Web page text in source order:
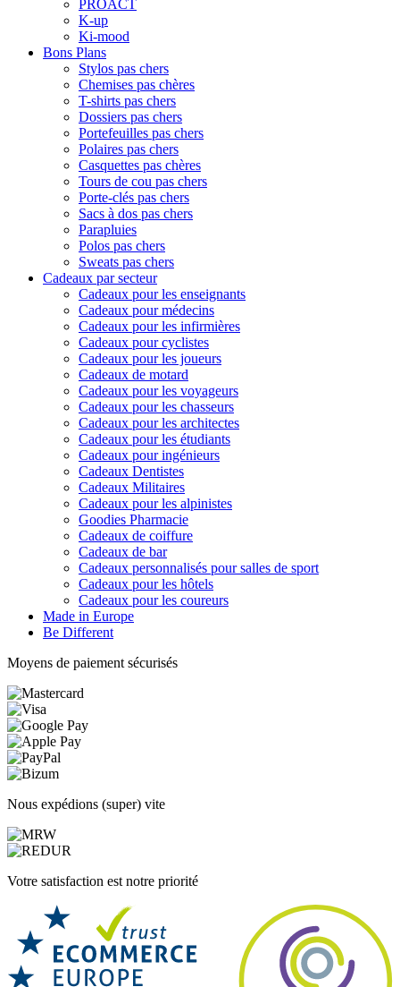
PROACT
K-up
Ki-mood
Bons Plans
Stylos pas chers
Chemises pas chères
T-shirts pas chers
Dossiers pas chers
Portefeuilles pas chers
Polaires pas chers
Casquettes pas chères
Tours de cou pas chers
Porte-clés pas chers
Sacs à dos pas chers
Parapluies
Polos pas chers
Sweats pas chers
Cadeaux par secteur
Cadeaux pour les enseignants
Cadeaux pour médecins
Cadeaux pour les infirmières
Cadeaux pour cyclistes
Cadeaux pour les joueurs
Cadeaux de motard
Cadeaux pour les voyageurs
Cadeaux pour les chasseurs
Cadeaux pour les architectes
Cadeaux pour les étudiants
Cadeaux pour ingénieurs
Cadeaux Dentistes
Cadeaux Militaires
Cadeaux pour les alpinistes
Goodies Pharmacie
Cadeaux de coiffure
Cadeaux de bar
Cadeaux personnalisés pour salles de sport
Cadeaux pour les hôtels
Cadeaux pour les coureurs
Made in Europe
Be Different
Moyens de paiement sécurisés
Nous expédions (super) vite
Votre satisfaction est notre priorité